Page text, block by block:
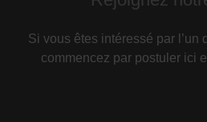
Si vous êtes intéressé par l’un
commencez par postuler ici